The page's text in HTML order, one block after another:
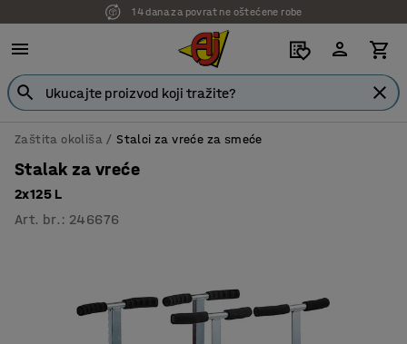
Zaštita okoliša Stalci za vreće za smeće
Stalak za vreće
2x125 L
Art. br. : 246676